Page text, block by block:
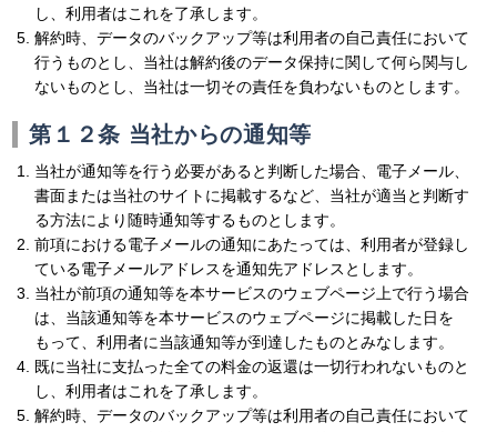
し、利用者はこれを了承します。
解約時、データのバックアップ等は利用者の自己責任において
行うものとし、当社は解約後のデータ保持に関して何ら関与し
ないものとし、当社は一切その責任を負わないものとします。
第１２条 当社からの通知等
当社が通知等を行う必要があると判断した場合、電子メール、
書面または当社のサイトに掲載するなど、当社が適当と判断す
る方法により随時通知等するものとします。
前項における電子メールの通知にあたっては、利用者が登録し
ている電子メールアドレスを通知先アドレスとします。
当社が前項の通知等を本サービスのウェブページ上で行う場合
は、当該通知等を本サービスのウェブページに掲載した日を
もって、利用者に当該通知等が到達したものとみなします。
既に当社に支払った全ての料金の返還は一切行われないものと
し、利用者はこれを了承します。
解約時、データのバックアップ等は利用者の自己責任において